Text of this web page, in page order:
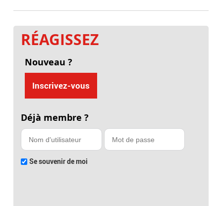
RÉAGISSEZ
Nouveau ?
Inscrivez-vous
Déjà membre ?
Se souvenir de moi